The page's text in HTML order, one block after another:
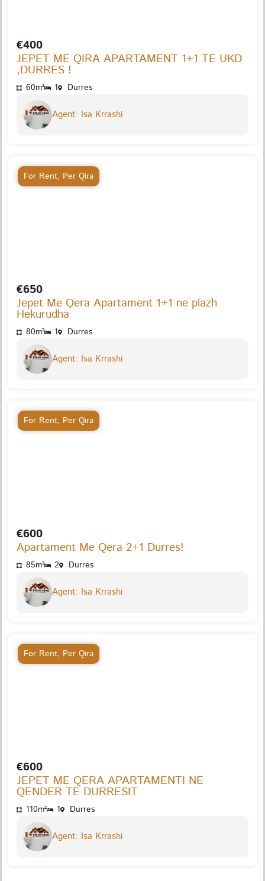
€400
JEPET ME QIRA APARTAMENT 1+1 TE UKD
,DURRES !
60m² 1 Durres
Agent: Isa Krrashi
For Rent, Per Qira
€650
Jepet Me Qera Apartament 1+1 ne plazh
Hekurudha
80m² 1 Durres
Agent: Isa Krrashi
For Rent, Per Qira
€600
Apartament Me Qera 2+1 Durres!
85m² 2 Durres
Agent: Isa Krrashi
For Rent, Per Qira
€600
JEPET ME QERA APARTAMENTI NE
QENDER TE DURRESIT
110m² 1 Durres
Agent: Isa Krrashi